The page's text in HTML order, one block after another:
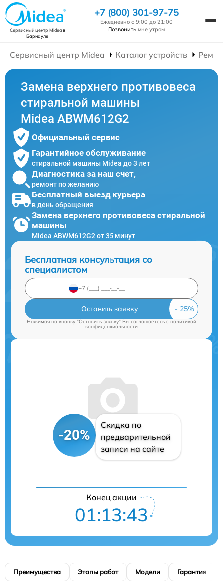
Сервисный центр Mideaв
Барнауле
+7 (800) 301-97-75
Ежедневно с 9:00 до 21:00
Позвонить мне утром
Сервисный центр Midea Каталог устройств
Замена верхнего противовеса
стиральной машины
Midea ABWM612G2
Официальный сервис
Гарантийное обслуживание
стиральной машины Midea до 3 лет
Диагностика за наш счет,
ремонт по желанию
Бесплатный выезд курьера
в день обращения
Замена верхнего противовеса стиральной
машины
Midea ABWM612G2 от 35 минут
Бесплатная консультация со
специалистом
Оставить заявку
Нажимая на кнопку "Оставить заявку" Вы соглашаетесь cполитикой
конфиденциальности
-20%
Скидка по
предварительной
записи на сайте
Конец акции
01:13:42
Преимущества Этапы работ Модели Гарантия